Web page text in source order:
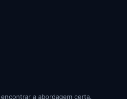
a abordagem certa.